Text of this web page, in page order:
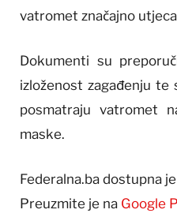
vatromet značajno
Dokumenti su
izloženost zagađenju te
posmatraju vatromet
maske.
Federalna.ba dostupna
Preuzmite je na Google